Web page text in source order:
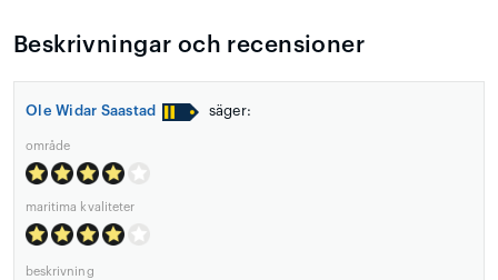
Beskrivningar och recensioner
Ole Widar Saastad säger:
område
maritima kvaliteter
beskrivning